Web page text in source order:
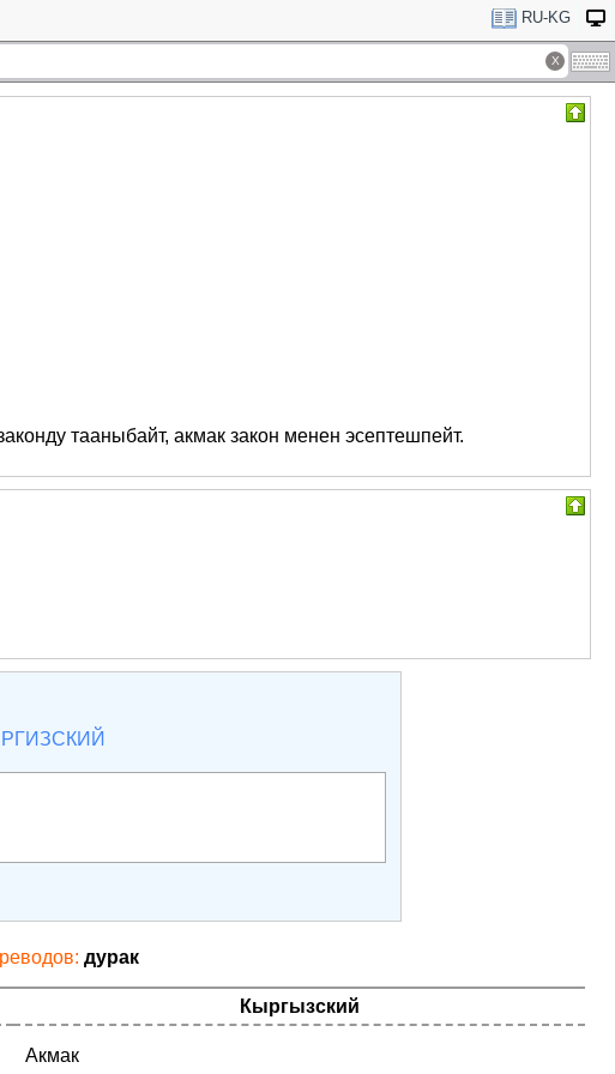
RU-KG
тааныбайт, акмак закон менен эсептешпейт.
дурак
Кыргызский
Акмак